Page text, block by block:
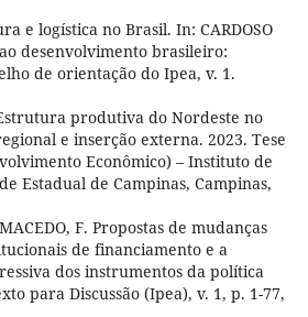
e logística no Brasil. In: CARDOSO
ao desenvolvimento brasileiro:
de orientação do Ipea, v. 1.
produtiva do Nordeste no
e inserção externa. 2023. Tese
Econômico) – Instituto de
Estadual de Campinas, Campinas,
F. Propostas de mudanças
de financiamento e a
dos instrumentos da política
para Discussão (Ipea), v. 1, p. 1-77,